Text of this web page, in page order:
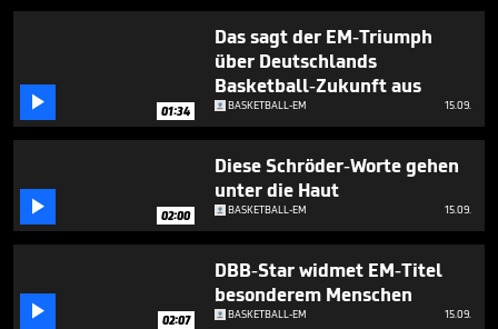
 01:34
Das sagt der EM-Triumph
über Deutschlands
Basketball-Zukunft aus
BASKETBALL-EM 15.09.
 02:00
Diese Schröder-Worte gehen
unter die Haut
BASKETBALL-EM 15.09.
 02:07
DBB-Star widmet EM-Titel
besonderem Menschen
BASKETBALL-EM 15.09.